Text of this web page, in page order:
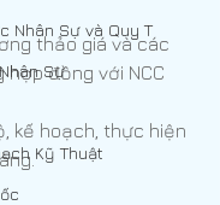
Nhân Sự và Quy T
Sự
Kỹ Thuật
thảo giá và các
đồng với NCC
kế hoạch, thực hiện